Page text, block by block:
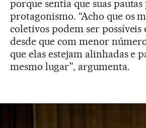
porque sentia que suas
protagonismo. “Acho que os
coletivos podem ser possíveis
desde que com menor
que elas estejam alinhadas e
mesmo lugar”, argumenta.